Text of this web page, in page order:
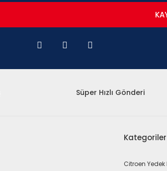
Süper Hızlı Gönderi
Kategoriler
Citroen Yedek